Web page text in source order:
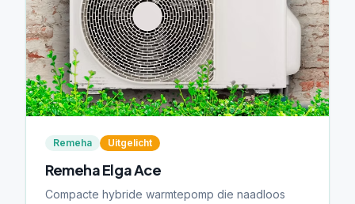
Remeha Uitgelicht
Remeha Elga Ace
Compacte hybride warmtepomp die naadloos